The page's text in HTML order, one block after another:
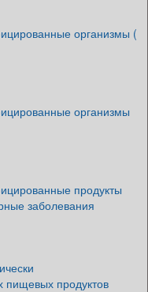
организмы (
организмы
продукты
заболевания
продуктов